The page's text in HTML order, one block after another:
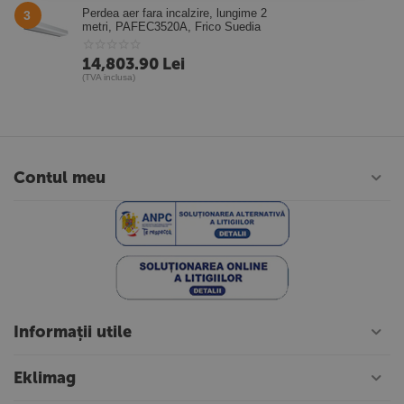
3
Perdea aer fara incalzire, lungime 2
metri, PAFEC3520A, Frico Suedia
14,803.90 Lei
(TVA inclusa)
Contul meu
Informații utile
Eklimag